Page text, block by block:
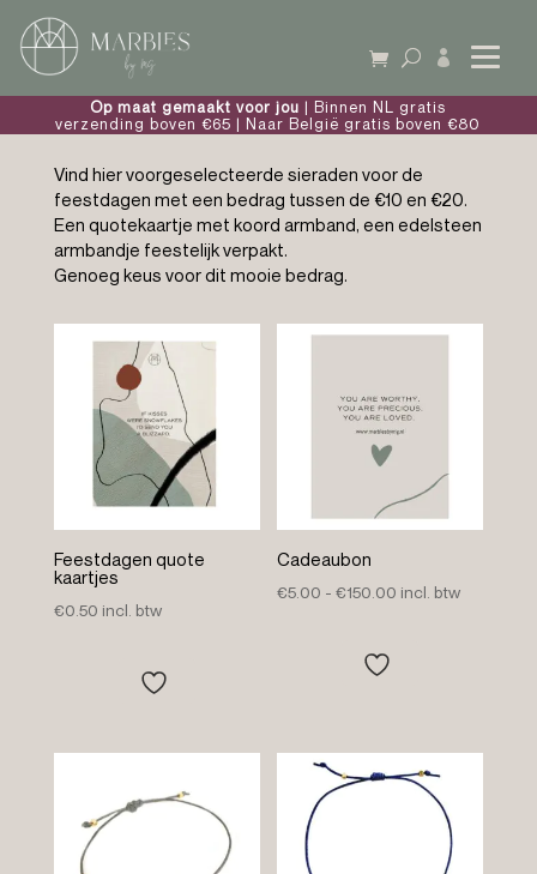

Op maat gemaakt voor jou | Binnen NL gratis
verzending boven €65 | Naar België gratis boven €80
Vind hier voorgeselecteerde sieraden voor de
feestdagen met een bedrag tussen de €10 en €20.
Een quotekaartje met koord armband, een edelsteen
armbandje feestelijk verpakt.
Genoeg keus voor dit mooie bedrag.
Feestdagen quote
kaartjes
€0.50 incl. btw
Cadeaubon
€5.00 - €150.00 Prijsklasse:
incl. btw